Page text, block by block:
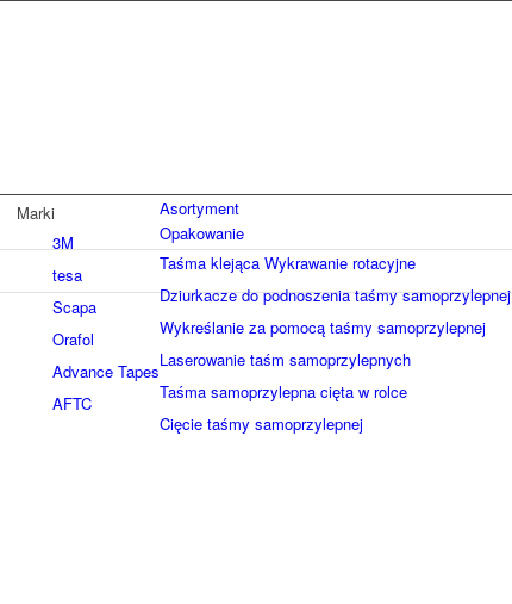
Asortyment
Marki
3M
tesa
Scapa
Orafol
Advance Tapes
AFTC
Opakowanie
Taśma klejąca Wykrawanie rotacyjne
Dziurkacze do podnoszenia taśmy samoprzylepnej
Wykreślanie za pomocą taśmy samoprzylepnej
Laserowanie taśm samoprzylepnych
Taśma samoprzylepna cięta w rolce
Cięcie taśmy samoprzylepnej